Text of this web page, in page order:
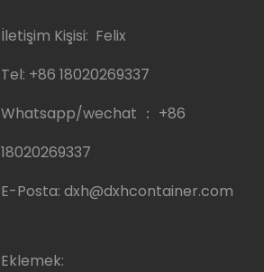
İletişim Kişisi: Felix
Tel: +86 18020269337
Whatsapp/wechat ： +86
18020269337
E-Posta: dxh@dxhcontainer.com
Eklemek: